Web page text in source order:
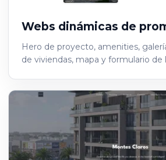
Webs dinámicas de
Hero de proyecto, amenities,
de viviendas, mapa y formulario de